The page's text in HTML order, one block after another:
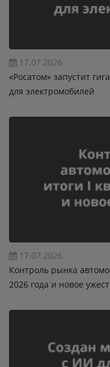
17.07.2026
«Росатом» запустит
для электромобилей
17.07.2026
Контроль рынка
2026 года и новое